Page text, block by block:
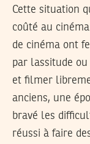
Cette situation
coûté au
de cinéma ont
par lassitude
et filmer
anciens, une
bravé les
réussi à faire